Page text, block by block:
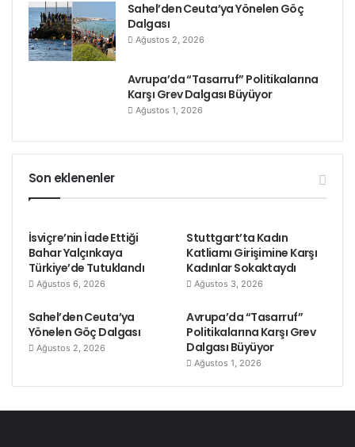
Sahel’den Ceuta’ya Yönelen Göç
Dalgası
Ağustos 2, 2026
Avrupa’da “Tasarruf” Politikalarına
Karşı Grev Dalgası Büyüyor
Ağustos 1, 2026
Son eklenenler
İsviçre’nin İade Ettiği
Bahar Yalçınkaya
Türkiye’de Tutuklandı
Ağustos 6, 2026
Stuttgart’ta Kadın
Katliamı Girişimine Karşı
Kadınlar Sokaktaydı
Ağustos 3, 2026
Sahel’den Ceuta’ya
Yönelen Göç Dalgası
Ağustos 2, 2026
Avrupa’da “Tasarruf”
Politikalarına Karşı Grev
Dalgası Büyüyor
Ağustos 1, 2026